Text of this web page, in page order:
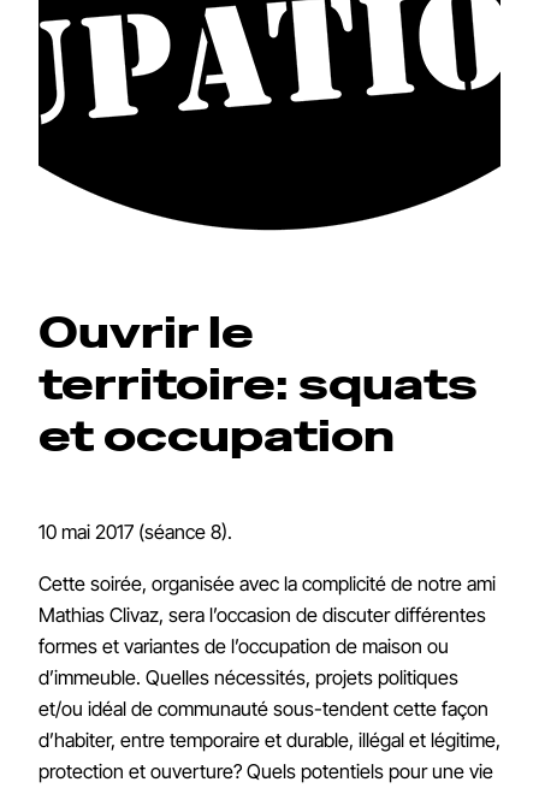
Ouvrir le
territoire: squats
et occupation
10 mai 2017 (séance 8).
Cette soirée, organisée avec la complicité de notre ami
Mathias Clivaz, sera l’occasion de discuter différentes
formes et variantes de l’occupation de maison ou
d’immeuble. Quelles nécessités, projets politiques
et/ou idéal de communauté sous-tendent cette façon
d’habiter, entre temporaire et durable, illégal et légitime,
protection et ouverture? Quels potentiels pour une vie